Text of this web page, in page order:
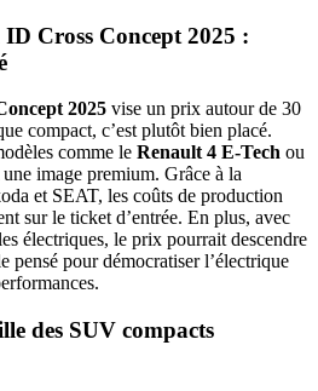
Cross Concept 2025 :
2025 vise un prix autour de 30
compact, c’est plutôt bien placé.
comme le Renault 4 E-Tech ou
image premium. Grâce à la
et SEAT, les coûts de production
sur le ticket d’entrée. En plus, avec
électriques, le prix pourrait descendre
pensé pour démocratiser l’électrique
des SUV compacts